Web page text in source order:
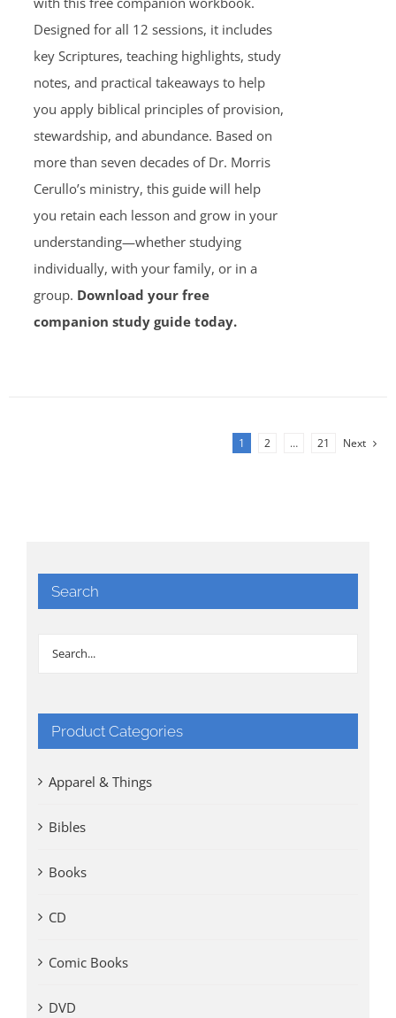
Designed for all 12 sessions, it includes
key Scriptures, teaching highlights, study
notes, and practical takeaways to help
you apply biblical principles of provision,
stewardship, and abundance. Based on
more than seven decades of Dr. Morris
Cerullo’s ministry, this guide will help
you retain each lesson and grow in your
understanding—whether studying
individually, with your family, or in a
group. Download your free
companion study guide today.
1 2 … 21 Next
Search
Product Categories
Apparel & Things
Bibles
Books
CD
Comic Books
DVD